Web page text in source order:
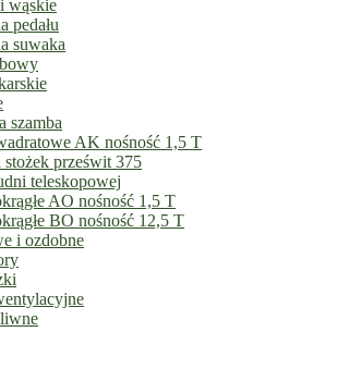
wąskie
pedału
suwaka
szamba
AK nośność 1,5 T
stożek prześwit 375
teleskopowej
AO nośność 1,5 T
BO nośność 12,5 T
i ozdobne